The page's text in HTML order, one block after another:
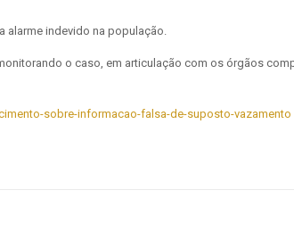
alarme indevido na população.
o caso, em articulação com os órgãos
sobre-informacao-falsa-de-suposto-vazamento